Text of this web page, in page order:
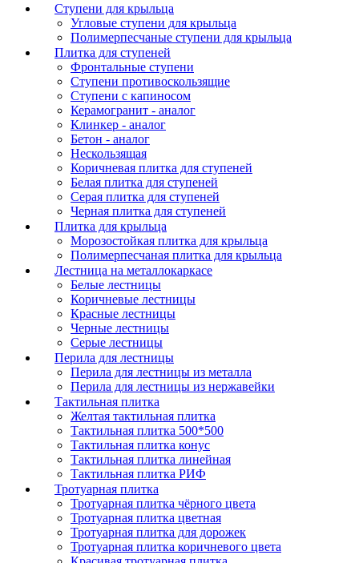
Ступени для крыльца
Угловые ступени для крыльца
Полимерпесчаные ступени для крыльца
Плитка для ступеней
Фронтальные ступени
Ступени противоскользящие
Ступени с капиносом
Керамогранит - аналог
Клинкер - аналог
Бетон - аналог
Нескользящая
Коричневая плитка для ступеней
Белая плитка для ступеней
Серая плитка для ступеней
Черная плитка для ступеней
Плитка для крыльца
Морозостойкая плитка для крыльца
Полимерпесчаная плитка для крыльца
Лестница на металлокаркасе
Белые лестницы
Коричневые лестницы
Красные лестницы
Черные лестницы
Серые лестницы
Перила для лестницы
Перила для лестницы из металла
Перила для лестницы из нержавейки
Тактильная плитка
Желтая тактильная плитка
Тактильная плитка 500*500
Тактильная плитка конус
Тактильная плитка линейная
Тактильная плитка РИФ
Тротуарная плитка
Тротуарная плитка чёрного цвета
Тротуарная плитка цветная
Тротуарная плитка для дорожек
Тротуарная плитка коричневого цвета